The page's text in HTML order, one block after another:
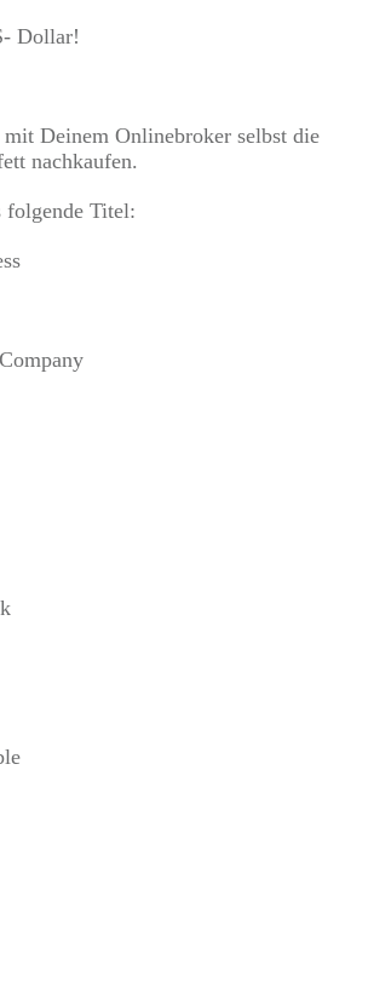
Dollar!
Deinem Onlinebroker selbst die
nachkaufen.
folgende Titel: